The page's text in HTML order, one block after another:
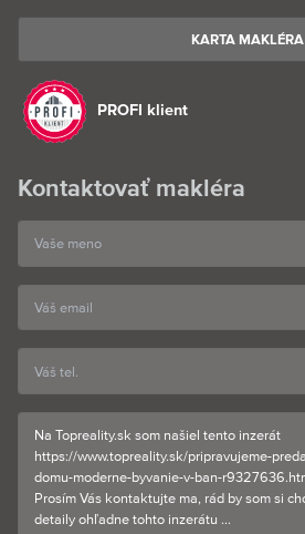
KARTA MAKLÉRA
PROFI klient
Kontaktovať makléra